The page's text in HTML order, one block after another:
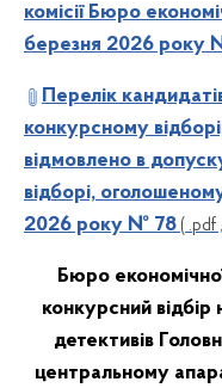
комісії Бюро
березня 2026 року
Перелік
конкурсному
відмовлено в
відборі,
2026 року № 78 ( .pdf
Бюро
конкурсний
детективів
центральному